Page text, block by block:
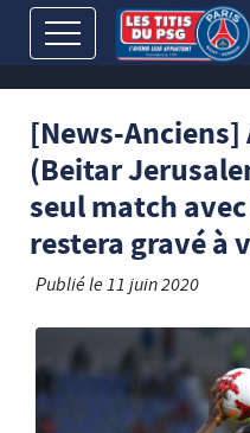
[News-
(Beitar
seul match
restera gravé à
Publié le11 juin 2020